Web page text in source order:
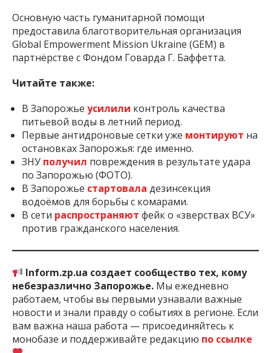
Основную часть гуманитарной помощи
предоставила благотворительная организация
Global Empowerment Mission Ukraine (GEM) в
партнёрстве с Фондом Говарда Г. Баффетта.
Читайте также:
В Запорожье усилили контроль качества
питьевой воды в летний период.
Первые антидроновые сетки уже монтируют на
остановках Запорожья: где именно.
ЗНУ получил повреждения в результате удара
по Запорожью (ФОТО).
В Запорожье стартовала дезинсекция
водоёмов для борьбы с комарами.
В сети распространяют фейк о «зверствах ВСУ»
против гражданского населения.
Inform.zp.ua создает сообщество тех, кому
небезразлично Запорожье. Мы ежедневно
работаем, чтобы вы первыми узнавали важные
новости и знали правду о событиях в регионе. Если
вам важна наша работа — присоединяйтесь к
монобазе и поддерживайте редакцию по ссылке